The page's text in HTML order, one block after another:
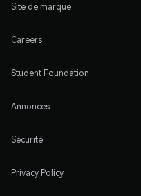
Site de marque
Careers
Student Foundation
Annonces
Sécurité
Privacy Policy